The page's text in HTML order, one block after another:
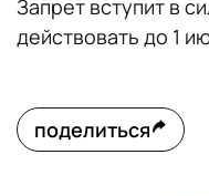
Запрет вступит в
действовать до 1
поделиться